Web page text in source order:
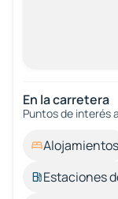
En la carretera
Puntos de interés
Alojamientos
Estaciones